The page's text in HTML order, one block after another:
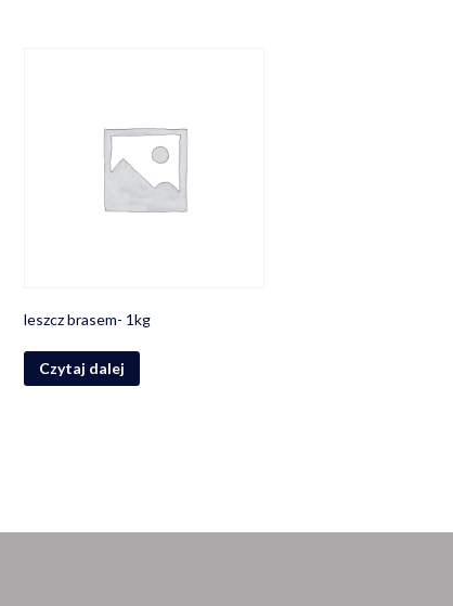
leszcz brasem- 1kg
Czytaj dalej